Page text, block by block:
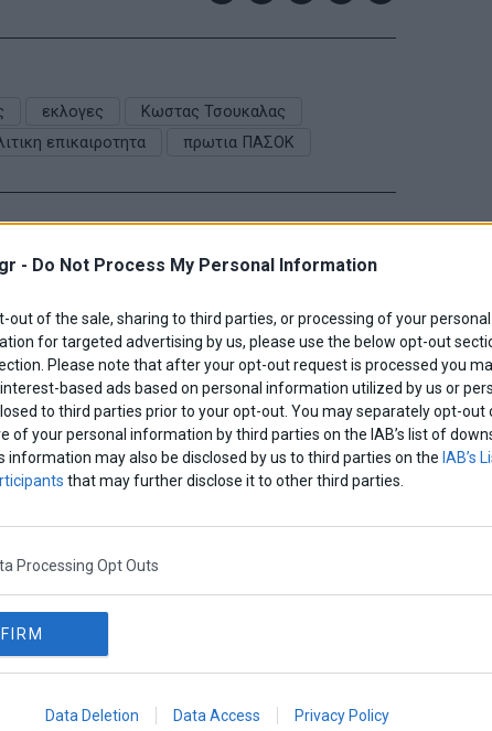
- Do Not Process My Personal Information
out of the sale, sharing to third parties, or processing of your
for targeted advertising by us, please use the below opt-out
Please note that after your opt-out request is processed you
based ads based on personal information utilized by us or
to third parties prior to your opt-out. You may separately opt-out
of your personal information by third parties on the IAB’s list of
information may also be disclosed by us to third parties on the IAB’s
that may further disclose it to other third parties.
Processing Opt Outs
Data Deletion Data Access Privacy Policy
εκλογες
Κωστας Τσουκαλας
επικαιροτητα πρωτια ΠΑΣΟΚ
Ο Κ.
πιέζει το
ανοίγει
Το κρυφό σχέδιο
Τσίπρα: Δεύτερη θέση
τώρα, μάχη για την
εξουσία μετά το 2030